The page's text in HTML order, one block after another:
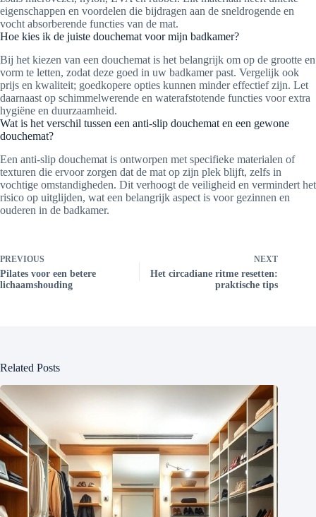
eigenschappen en voordelen die bijdragen aan de sneldrogende en
vocht absorberende functies van de mat.
Hoe kies ik de juiste douchemat voor mijn badkamer?
Bij het kiezen van een douchemat is het belangrijk om op de grootte en
vorm te letten, zodat deze goed in uw badkamer past. Vergelijk ook
prijs en kwaliteit; goedkopere opties kunnen minder effectief zijn. Let
daarnaast op schimmelwerende en waterafstotende functies voor extra
hygiëne en duurzaamheid.
Wat is het verschil tussen een anti-slip douchemat en een gewone
douchemat?
Een anti-slip douchemat is ontworpen met specifieke materialen of
texturen die ervoor zorgen dat de mat op zijn plek blijft, zelfs in
vochtige omstandigheden. Dit verhoogt de veiligheid en vermindert het
risico op uitglijden, wat een belangrijk aspect is voor gezinnen en
ouderen in de badkamer.
PREVIOUS
Pilates voor een betere
lichaamshouding
NEXT
Het circadiane ritme resetten:
praktische tips
Related Posts